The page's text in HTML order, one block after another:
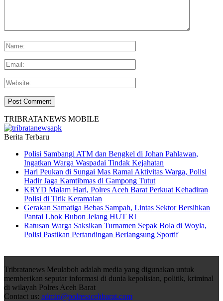
TRIBRATANEWS MOBILE
Berita Terbaru
Polisi Sambangi ATM dan Bengkel di Johan Pahlawan,
Ingatkan Warga Waspadai Tindak Kejahatan
Hari Peukan di Sungai Mas Ramai Aktivitas Warga, Polisi
Hadir Jaga Kamtibmas di Gampong Tutut
KRYD Malam Hari, Polres Aceh Barat Perkuat Kehadiran
Polisi di Titik Keramaian
Gerakan Samatiga Bebas Sampah, Lintas Sektor Bersihkan
Pantai Lhok Bubon Jelang HUT RI
Ratusan Warga Saksikan Turnamen Sepak Bola di Woyla,
Polisi Pastikan Pertandingan Berlangsung Sportif
Tribratanews Meulaboh adalah media yang digunakan untuk
memberikan seputar informasi di dunia kepolisian, politik, kriminal
di wilayah Polres Aceh Barat
Contact us: admin@polresacehbarat.com